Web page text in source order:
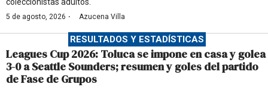
5 de agosto, 2026 · Azucena Villa
RESULTADOS Y ESTADÍSTICAS
Leagues Cup 2026: Toluca se impone en casa y golea
3-0 a Seattle Sounders; resumen y goles del partido
de Fase de Grupos